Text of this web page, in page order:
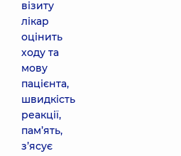
візиту
лікар
оцінить
ходу та
мову
пацієнта,
швидкість
реакції,
пам’ять,
з’ясує